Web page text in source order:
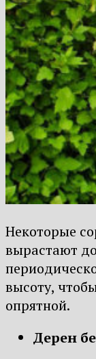
Некоторые
вырастают
высоту,
опрятной.
Дерен